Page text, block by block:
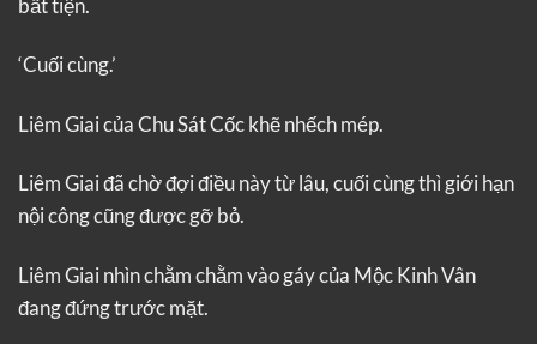
bất tiện.
‘Cuối cùng.’
Liêm Giai của Chu Sát Cốc khẽ nhếch mép.
Liêm Giai đã chờ đợi điều này từ lâu, cuối cùng thì giới hạn
nội công cũng được gỡ bỏ.
Liêm Giai nhìn chằm chằm vào gáy của Mộc Kinh Vân
đang đứng trước mặt.